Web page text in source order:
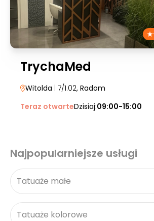
TrychaMed
Witolda | 7/1.02, Radom
Teraz otwarteDzisiaj:09:00-15:00
Najpopularniejsze usługi
Tatuaże małe
Tatuaże kolorowe